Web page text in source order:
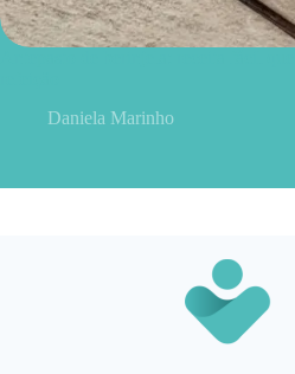
Daniela Marinho